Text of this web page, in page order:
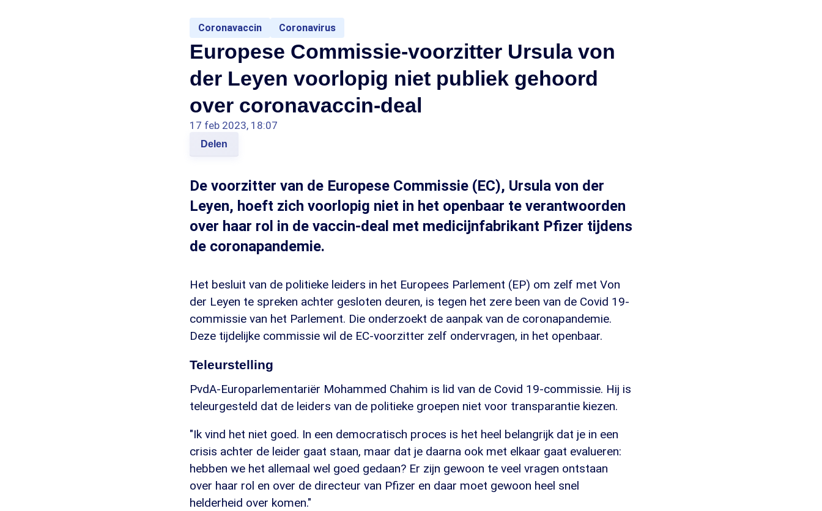
Coronavaccin Coronavirus
Europese Commissie-voorzitter Ursula von
der Leyen voorlopig niet publiek gehoord
over coronavaccin-deal
17 feb 2023, 18:07
Delen
De voorzitter van de Europese Commissie (EC), Ursula von der
Leyen, hoeft zich voorlopig niet in het openbaar te verantwoorden
over haar rol in de vaccin-deal met medicijnfabrikant Pfizer tijdens
de coronapandemie.
Het besluit van de politieke leiders in het Europees Parlement (EP) om zelf met Von
der Leyen te spreken achter gesloten deuren, is tegen het zere been van de Covid 19-
commissie van het Parlement. Die onderzoekt de aanpak van de coronapandemie.
Deze tijdelijke commissie wil de EC-voorzitter zelf ondervragen, in het openbaar.
Teleurstelling
PvdA-Europarlementariër Mohammed Chahim is lid van de Covid 19-commissie. Hij is
teleurgesteld dat de leiders van de politieke groepen niet voor transparantie kiezen.
"Ik vind het niet goed. In een democratisch proces is het heel belangrijk dat je in een
crisis achter de leider gaat staan, maar dat je daarna ook met elkaar gaat evalueren:
hebben we het allemaal wel goed gedaan? Er zijn gewoon te veel vragen ontstaan
over haar rol en over de directeur van Pfizer en daar moet gewoon heel snel
helderheid over komen."